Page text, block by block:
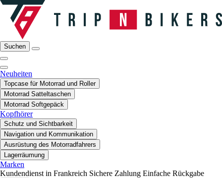
Suchen
Neuheiten
Topcase für Motorrad und Roller
Motorrad Satteltaschen
Motorrad Softgepäck
Kopfhörer
Schutz und Sichtbarkeit
Navigation und Kommunikation
Ausrüstung des Motorradfahrers
Lagerräumung
Marken
Kundendienst in Frankreich Sichere Zahlung Einfache Rückgabe